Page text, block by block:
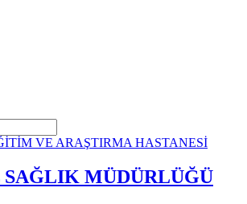
MÜDÜRLÜĞÜ